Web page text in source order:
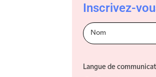
Inscrivez-
footer-Fr
Langue de